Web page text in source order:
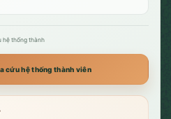
hệ thống thành
cứu hệ thống thành viên